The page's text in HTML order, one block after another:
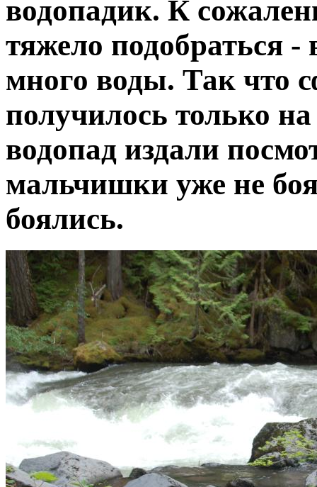
водопадик. К
тяжело подобраться
много воды. Так что
получилось только
водопад издали
мальчишки уже не
боялись.